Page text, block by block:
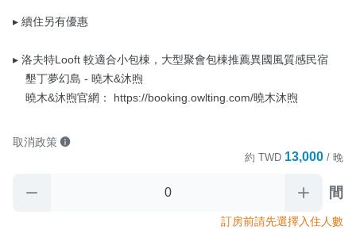
▸ 續住另有優惠
▸ 洛夫特Looft 較適合小包棟，大型聚會包棟推薦異國風質感民宿
    曉木&沐煦官網： https://booking.owlting.com/曉木沐煦
取消政策
約 TWD 13,000 / 晚
間
訂房前請先選擇入住人數